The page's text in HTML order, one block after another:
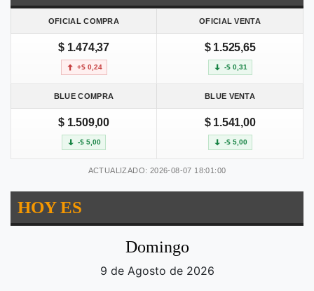
OFICIAL COMPRA OFICIAL VENTA
$ 1.474,37
+$ 0,24
$ 1.525,65
-$ 0,31
BLUE COMPRA BLUE VENTA
$ 1.509,00
-$ 5,00
$ 1.541,00
-$ 5,00
ACTUALIZADO: 2026-08-07 18:01:00
HOY ES
Domingo
9 de Agosto de 2026